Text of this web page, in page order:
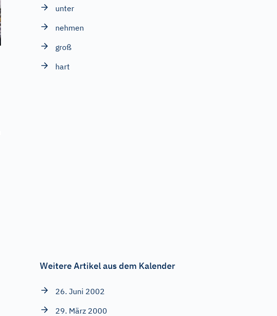
unter
nehmen
groß
hart
Weitere Artikel aus dem Kalender
26. Juni 2002
29. März 2000